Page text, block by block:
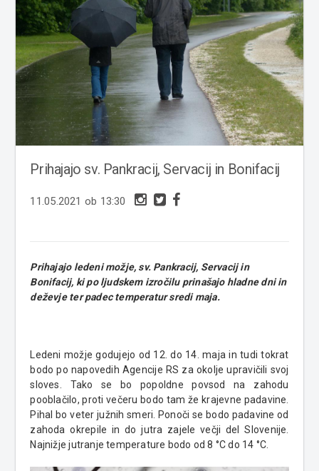
Prihajajo sv. Pankracij, Servacij in Bonifacij
11.05.2021 ob 13:30
Prihajajo ledeni možje, sv. Pankracij, Servacij in
Bonifacij, ki po ljudskem izročilu prinašajo hladne dni in
deževje ter padec temperatur sredi maja.
Ledeni možje godujejo od 12. do 14. maja in tudi tokrat
bodo po napovedih Agencije RS za okolje upravičili svoj
sloves. Tako se bo popoldne povsod na zahodu
pooblačilo, proti večeru bodo tam že krajevne padavine.
Pihal bo veter južnih smeri. Ponoči se bodo padavine od
zahoda okrepile in do jutra zajele večji del Slovenije.
Najnižje jutranje temperature bodo od 8 °C do 14 °C.